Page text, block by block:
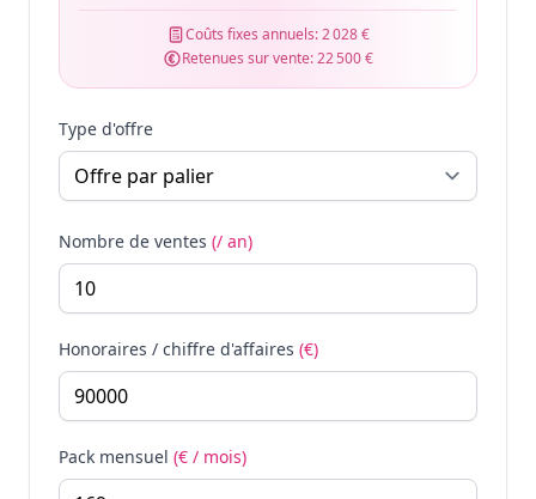
Coûts fixes annuels:2 028 €
Retenues sur vente:22 500 €
Type d'offre
Nombre de ventes (/ an)
Honoraires / chiffre d'affaires (€)
Pack mensuel (€ / mois)